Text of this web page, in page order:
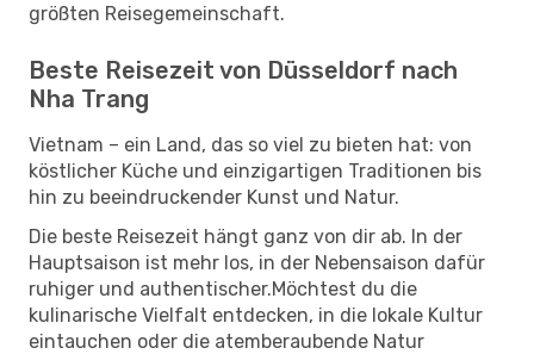
größten Reisegemeinschaft.
Beste Reisezeit von Düsseldorf nach
Nha Trang
Vietnam – ein Land, das so viel zu bieten hat: von
köstlicher Küche und einzigartigen Traditionen bis
hin zu beeindruckender Kunst und Natur.
Die beste Reisezeit hängt ganz von dir ab. In der
Hauptsaison ist mehr los, in der Nebensaison dafür
ruhiger und authentischer.Möchtest du die
kulinarische Vielfalt entdecken, in die lokale Kultur
eintauchen oder die atemberaubende Natur